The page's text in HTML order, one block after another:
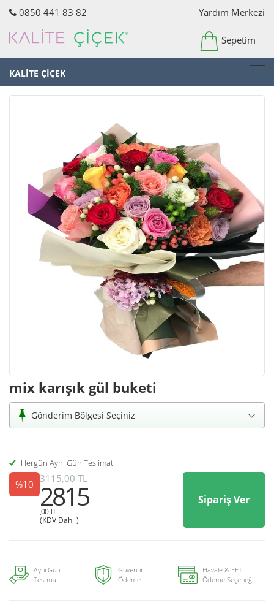
0850 441 83 82 Yardım Merkezi
Sepetim
KALİTE ÇİÇEK
mix karışık gül buketi
Gönderim Bölgesi Seçiniz
Hergün Aynı Gün Teslimat
%10 3115,00 TL
2815
,00 TL
(KDV Dahil)
Sipariş Ver
Aynı Gün
Teslimat
Güvenilir
Ödeme
Havale & EFT
Ödeme Seçeneği